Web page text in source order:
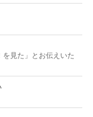
見た」とお伝えいた